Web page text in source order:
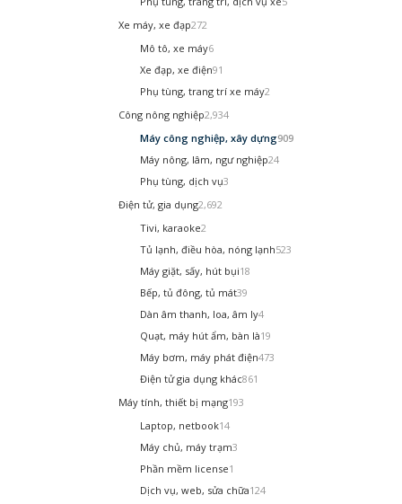
Xe máy, xe đạp272
Mô tô, xe máy6
Xe đạp, xe điện91
Phụ tùng, trang trí xe máy2
Công nông nghiệp2,934
Máy công nghiệp, xây dựng909
Máy nông, lâm, ngư nghiệp24
Phụ tùng, dịch vụ3
Điện tử, gia dụng2,692
Tivi, karaoke2
Tủ lạnh, điều hòa, nóng lạnh523
Máy giặt, sấy, hút bụi18
Bếp, tủ đông, tủ mát39
Dàn âm thanh, loa, âm ly4
Quạt, máy hút ẩm, bàn là19
Máy bơm, máy phát điện473
Điện tử gia dụng khác861
Máy tính, thiết bị mạng193
Laptop, netbook14
Máy chủ, máy trạm3
Phần mềm license1
Dịch vụ, web, sửa chữa124